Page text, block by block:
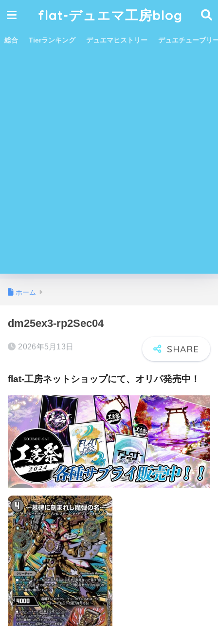
flat-デュエマ工房blog
総合 Tierランキング デュエマヒストリー デュエチューブリ
ホーム
dm25ex3-rp2Sec04
2026年5月13日
flat-工房ネットショップにて、オリパ発売中！